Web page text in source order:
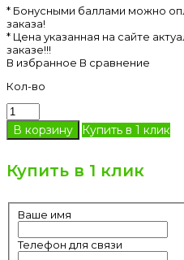
* Бонусными баллами можно
заказа!
* Цена указанная на сайте
заказе!!!
В избранное В сравнение
Кол-во
Купить в 1 клик
Купить в 1 клик
Ваше имя
Телефон для связи